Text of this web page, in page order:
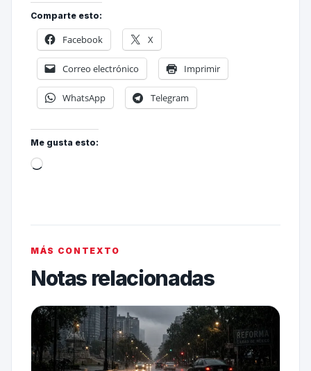
Comparte esto:
Facebook X
Correo electrónico Imprimir
WhatsApp Telegram
Me gusta esto:
MÁS CONTEXTO
Notas relacionadas